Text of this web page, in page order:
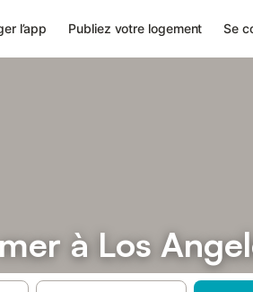
l’app Publiez votre logement Se
à Los